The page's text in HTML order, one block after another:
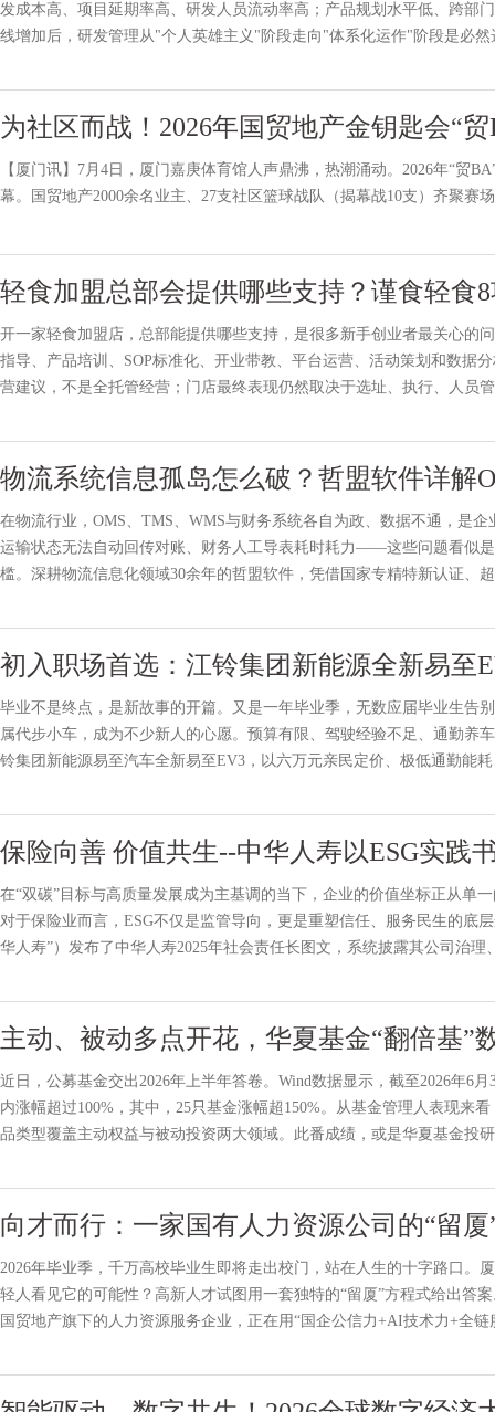
发成本高、项目延期率高、研发人员流动率高；产品规划水平低、跨部
线增加后，研发管理从"个人英雄主义"阶段走向"体系化运作"阶段是必
为社区而战！2026年国贸地产金钥匙会“
【厦门讯】7月4日，厦门嘉庚体育馆人声鼎沸，热潮涌动。2026年“贸
幕。国贸地产2000余名业主、27支社区篮球战队（揭幕战10支）齐聚赛
轻食加盟总部会提供哪些支持？谨食轻食
开一家轻食加盟店，总部能提供哪些支持，是很多新手创业者最关心的
指导、产品培训、SOP标准化、开业带教、平台运营、活动策划和数据
营建议，不是全托管经营；门店最终表现仍然取决于选址、执行、人员
物流系统信息孤岛怎么破？哲盟软件详解
在物流行业，OMS、TMS、WMS与财务系统各自为政、数据不通，是
运输状态无法自动回传对账、财务人工导表耗时耗力——这些问题看似
槛。深耕物流信息化领域30余年的哲盟软件，凭借国家专精特新认证、
初入职场首选：江铃集团新能源全新易至
毕业不是终点，是新故事的开篇。又是一年毕业季，无数应届毕业生告
属代步小车，成为不少新人的心愿。预算有限、驾驶经验不足、通勤养
铃集团新能源易至汽车全新易至EV3，以六万元亲民定价、极低通勤能
保险向善 价值共生--中华人寿以ESG实践
在“双碳”目标与高质量发展成为主基调的当下，企业的价值坐标正从单
对于保险业而言，ESG不仅是监管导向，更是重塑信任、服务民生的底
华人寿”）发布了中华人寿2025年社会责任长图文，系统披露其公司治
主动、被动多点开花，华夏基金“翻倍基”
近日，公募基金交出2026年上半年答卷。Wind数据显示，截至2026年6
内涨幅超过100%，其中，25只基金涨幅超150%。从基金管理人表现来
品类型覆盖主动权益与被动投资两大领域。此番成绩，或是华夏基金投
向才而行：一家国有人力资源公司的“留厦
2026年毕业季，千万高校毕业生即将走出校门，站在人生的十字路口。
轻人看见它的可能性？高新人才试图用一套独特的“留厦”方程式给出
国贸地产旗下的人力资源服务企业，正在用“国企公信力+AI技术力+全